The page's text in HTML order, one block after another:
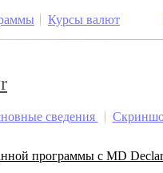
Курсы валют
сведения
программы с MD